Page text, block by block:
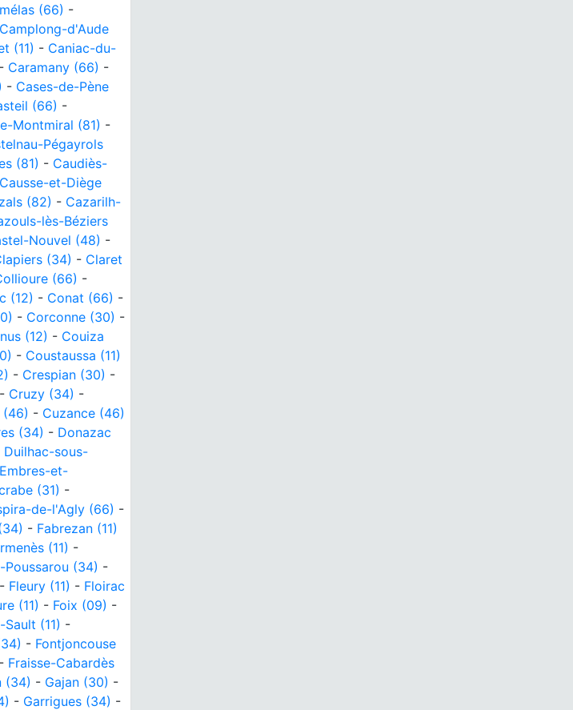
(66) -
Camplong-d'Aude
(11) - Caniac-du-
- Caramany (66) -
- Cases-de-Pène
(66) -
Montmiral (81) -
Pégayrols
(81) - Caudiès-
Causse-et-Diège
(82) - Cazarilh-
lès-Béziers
Nouvel (48) -
(34) - Claret
(66) -
(12) - Conat (66) -
- Corconne (30) -
(12) - Couiza
- Coustaussa (11)
- Crespian (30) -
- Cruzy (34) -
(46) - Cuzance (46)
(34) - Donazac
Duilhac-sous-
Embres-et-
(31) -
de-l'Agly (66) -
- Fabrezan (11)
(11) -
Poussarou (34) -
- Fleury (11) - Floirac
(11) - Foix (09) -
(11) -
- Fontjoncouse
- Fraisse-Cabardès
(34) - Gajan (30) -
- Garrigues (34) -